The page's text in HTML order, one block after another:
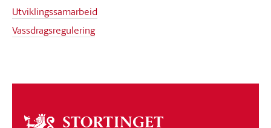
Utviklingssamarbeid
Vassdragsregulering
Om